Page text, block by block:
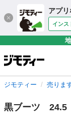
アプ
インス
ジモティー 売りま
黒ブーツ 24.5